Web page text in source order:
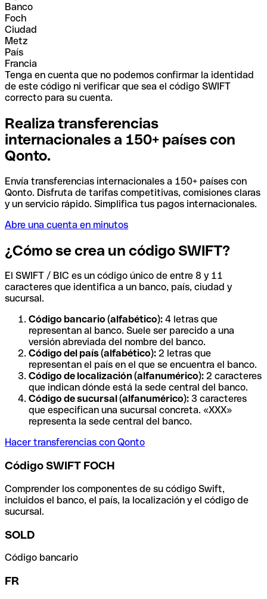
Banco
Foch
Ciudad
Metz
País
Francia
Tenga en cuenta que no podemos confirmar la identidad
de este código ni verificar que sea el código SWIFT
correcto para su cuenta.
Realiza transferencias
internacionales a 150+ países con
Qonto.
Envía transferencias internacionales a 150+ países con
Qonto. Disfruta de tarifas competitivas, comisiones claras
y un servicio rápido. Simplifica tus pagos internacionales.
Abre una cuenta en minutos
¿Cómo se crea un código SWIFT?
El SWIFT / BIC es un código único de entre 8 y 11
caracteres que identifica a un banco, país, ciudad y
sucursal.
Código bancario (alfabético): 4 letras que
representan al banco. Suele ser parecido a una
versión abreviada del nombre del banco.
Código del país (alfabético): 2 letras que
representan el país en el que se encuentra el banco.
Código de localización (alfanumérico): 2 caracteres
que indican dónde está la sede central del banco.
Código de sucursal (alfanumérico): 3 caracteres
que especifican una sucursal concreta. «XXX»
representa la sede central del banco.
Hacer transferencias con Qonto
Código SWIFT FOCH
Comprender los componentes de su código Swift,
incluidos el banco, el país, la localización y el código de
sucursal.
SOLD
Código bancario
FR